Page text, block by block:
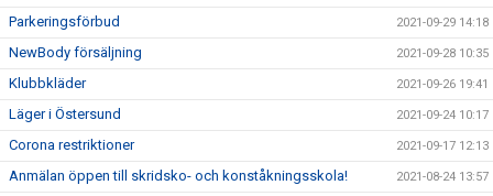
Parkeringsförbud 2021-09-29 14:18
NewBody försäljning 2021-09-28 10:35
Klubbkläder 2021-09-26 19:41
Läger i Östersund 2021-09-24 10:17
Corona restriktioner 2021-09-17 12:13
Anmälan öppen till skridsko- och konståkningsskola! 2021-08-24 13:57